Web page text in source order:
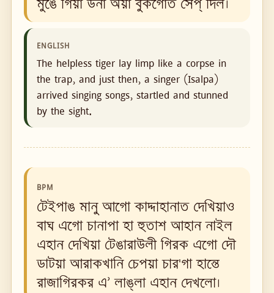
মুঙে গিয়া উনা অয়া বুকগোত সেপ্ দিল।
ENGLISH
The helpless tiger lay limp like a corpse in
the trap, and just then, a singer (Isalpa)
arrived singing songs, startled and stunned
by the sight.
BPM
টেইপাঙ মানু আগো কাদ্দাহানাত দেখিয়াও
বাঘ এগো চানাপা হা হুতাশ আহান নাইল
এহান দেখিয়া টেঙারাউলী গিরক এগো দৌ
ডাটয়া আরাকখানি চেপয়া চার'গা হান্তে
রাজাগিরকর এ’ লাঙ্‌লা এহান দেখলো।